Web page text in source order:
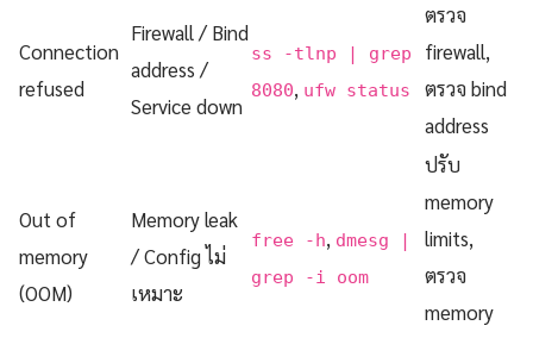
Connection
refused
Firewall / Bind
address /
Service down
ss -tlnp | grep
8080, ufw status
ตรวจ
firewall,
ตรวจ bind
address
Out of
memory
(OOM)
Memory leak
/ Config ไม่
เหมาะ
free -h, dmesg |
grep -i oom
ปรับ
memory
limits,
ตรวจ
memory